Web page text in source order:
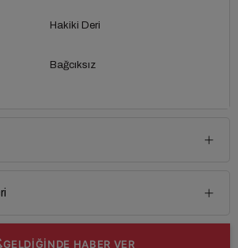
Hakiki Deri
Bağcıksız
GELDİĞİNDE HABER VER